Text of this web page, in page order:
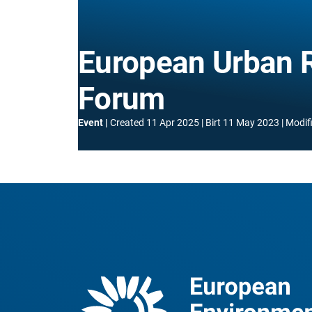
European Urban
Forum
Event Created 11 Apr 2025 Birt 11 May 2023